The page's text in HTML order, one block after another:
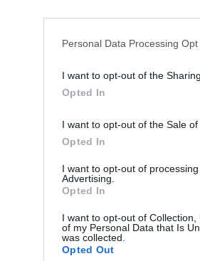
Personal Data Processing
I want to opt-out of the
Opted In
I want to opt-out of the Sale of
Opted In
I want to opt-out of
Advertising.
Opted In
I want to opt-out of
of my Personal Data that Is
was collected.
Opted Out
Šiuo metu skaitomiausi